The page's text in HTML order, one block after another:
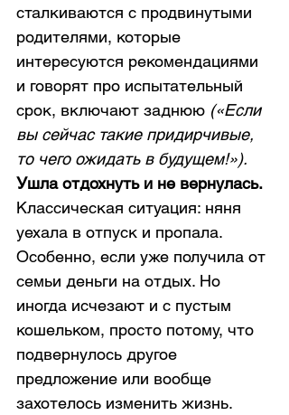
сталкиваются с продвинутыми
родителями, которые
интересуются рекомендациями
и говорят про испытательный
срок, включают заднюю («Если
вы сейчас такие придирчивые,
то чего ожидать в будущем!»).
Ушла отдохнуть и не вернулась.
Классическая ситуация: няня
уехала в отпуск и пропала.
Особенно, если уже получила от
семьи деньги на отдых. Но
иногда исчезают и с пустым
кошельком, просто потому, что
подвернулось другое
предложение или вообще
захотелось изменить жизнь.